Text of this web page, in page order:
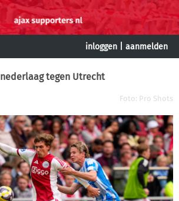
inloggen aanmelden
tegen Utrecht
Foto: Pro Shots